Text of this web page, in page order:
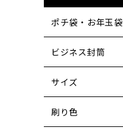
ポチ袋・お年玉袋
ビジネス封筒
サイズ
刷り色